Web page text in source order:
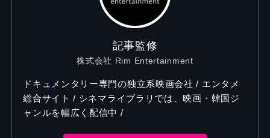
記事監修
株式会社 Rim Entertainment
ドキュメンタリー専門の独立系映画会社 / エンタメ
総合サイト / シネマライブラリでは、映画・韓国ジ
ャンルを幅広く配信中 /